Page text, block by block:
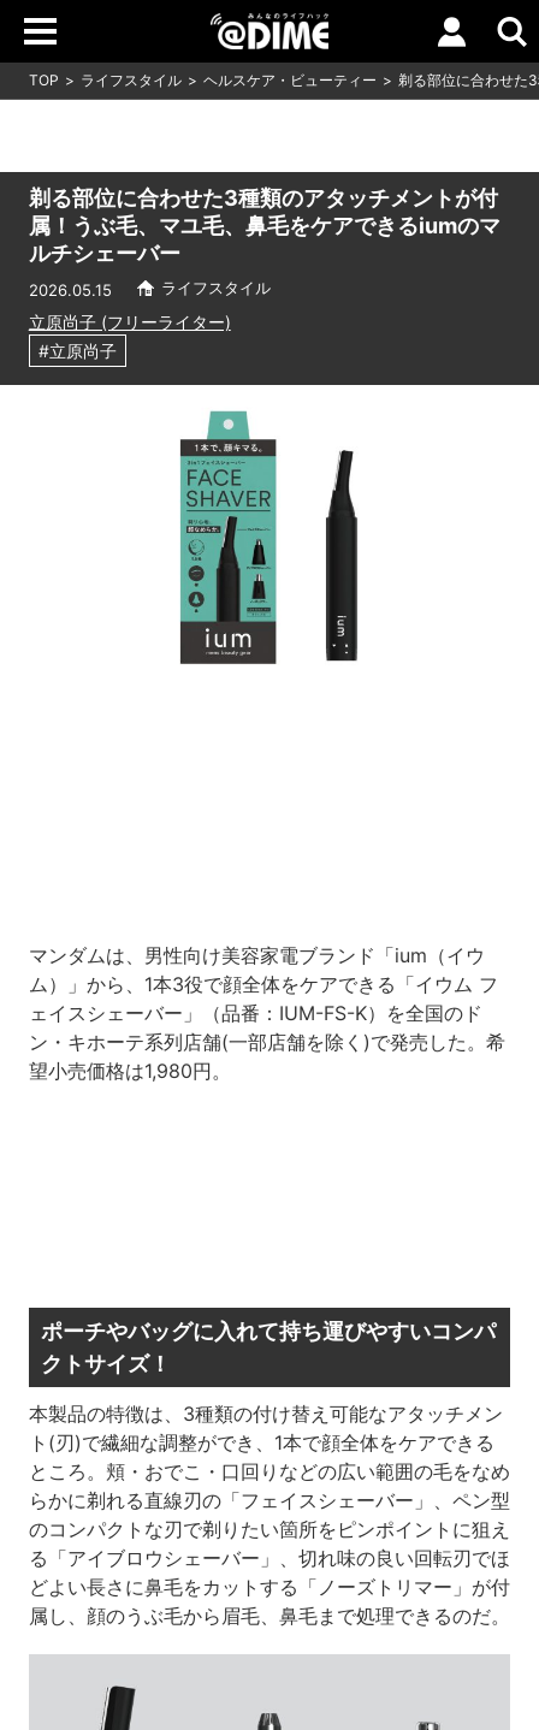
TOP ライフスタイル ヘルスケア・ビューティー 剃る部位に合わせた
剃る部位に合わせた3種類のアタッチメントが付
属！うぶ毛、マユ毛、鼻毛をケアできるiumのマ
ルチシェーバー
2026.05.15 ライフスタイル
立原尚子 (フリーライター)
#立原尚子
マンダムは、男性向け美容家電ブランド「ium（イウ
ム）」から、1本3役で顔全体をケアできる「イウム フ
ェイスシェーバー」（品番：IUM-FS-K）を全国のド
ン・キホーテ系列店舗(一部店舗を除く)で発売した。希
望小売価格は1,980円。
ポーチやバッグに入れて持ち運びやすいコンパ
クトサイズ！
本製品の特徴は、3種類の付け替え可能なアタッチメン
ト(刃)で繊細な調整ができ、1本で顔全体をケアできる
ところ。頬・おでこ・口回りなどの広い範囲の毛をなめ
らかに剃れる直線刃の「フェイスシェーバー」、ペン型
のコンパクトな刃で剃りたい箇所をピンポイントに狙え
る「アイブロウシェーバー」、切れ味の良い回転刃でほ
どよい長さに鼻毛をカットする「ノーズトリマー」が付
属し、顔のうぶ毛から眉毛、鼻毛まで処理できるのだ。